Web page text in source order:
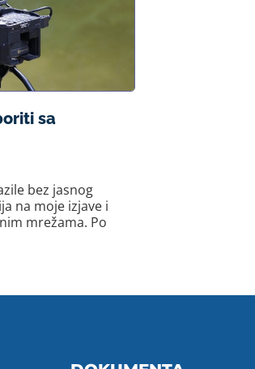
sa
bez jasnog
na moje izjave i
mrežama. Po